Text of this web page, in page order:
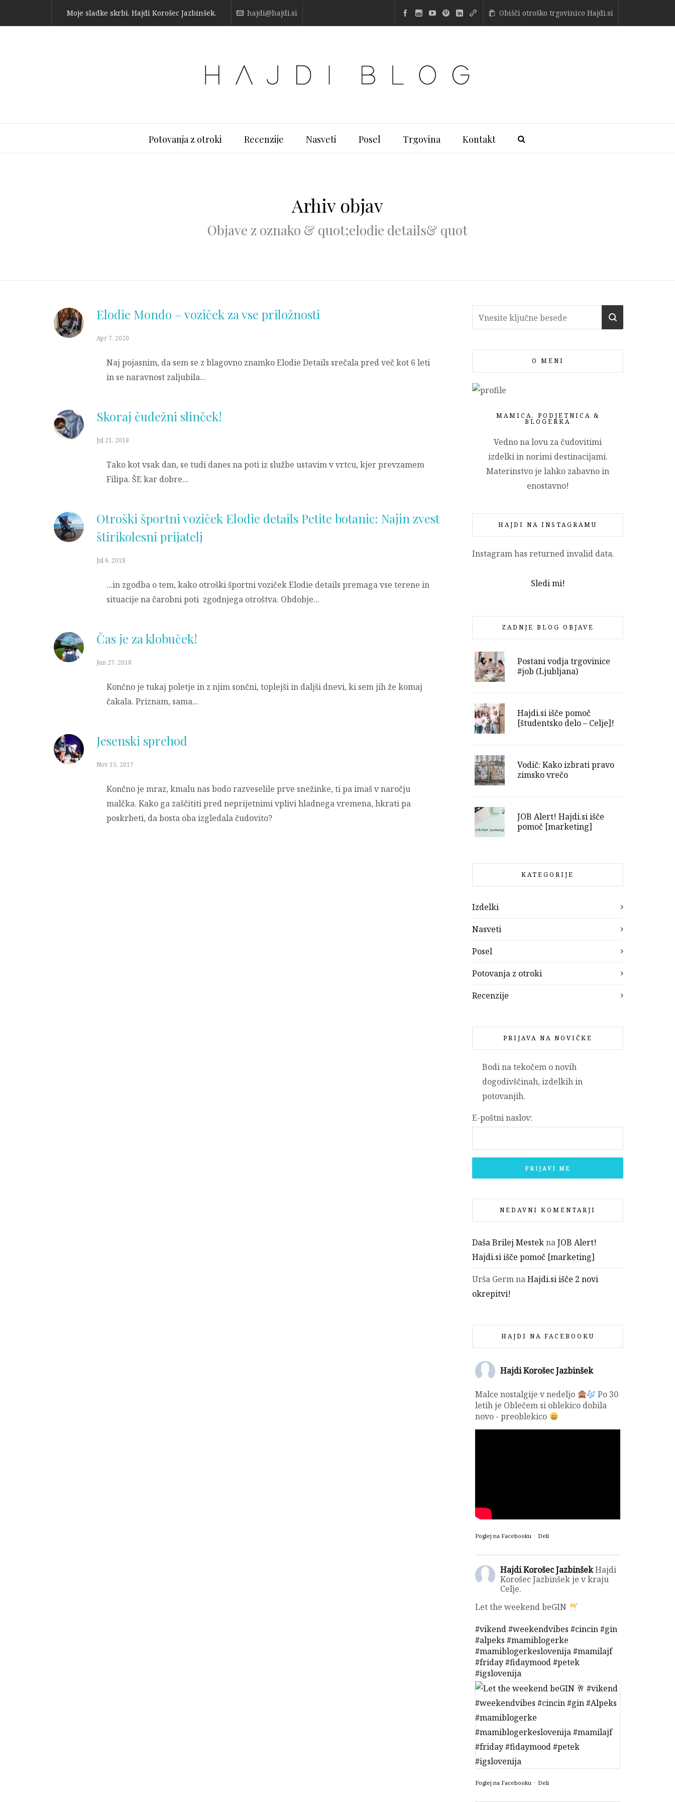
Moje sladke skrbi. Hajdi Korošec Jazbinšek. hajdi@hajdi.si Obišči otroško trgovinico Hajdi.si
Potovanja z otroki Recenzije Nasveti Posel Trgovina Kontakt
Arhiv objav
Objave z oznako & quot;elodie details& quot
Elodie Mondo – voziček za vse priložnosti
Apr 7, 2020
Naj pojasnim, da sem se z blagovno znamko Elodie Details srečala pred več kot 6 leti
in se naravnost zaljubila...
Skoraj čudežni slinček!
Jul 21, 2018
Tako kot vsak dan, se tudi danes na poti iz službe ustavim v vrtcu, kjer prevzamem
Filipa. ŠE kar dobre...
Otroški športni voziček Elodie details Petite botanic: Najin zvest
štirikolesni prijatelj
Jul 6, 2018
...in zgodba o tem, kako otroški športni voziček Elodie details premaga vse terene in
situacije na čarobni poti zgodnjega otroštva. Obdobje...
Čas je za klobuček!
Jun 27, 2018
Končno je tukaj poletje in z njim sončni, toplejši in daljši dnevi, ki sem jih že komaj
čakala. Priznam, sama...
Jesenski sprehod
Nov 15, 2017
Končno je mraz, kmalu nas bodo razveselile prve snežinke, ti pa imaš v naročju
malčka. Kako ga zaščititi pred neprijetnimi vplivi hladnega vremena, hkrati pa
poskrbeti, da bosta oba izgledala čudovito?
O MENI
MAMICA, PODJETNICA &
BLOGERKA
Vedno na lovu za čudovitimi
izdelki in norimi destinacijami.
Materinstvo je lahko zabavno in
enostavno!
HAJDI NA INSTAGRAMU
Instagram has returned invalid data.
Sledi mi!
ZADNJE BLOG OBJAVE
Postani vodja trgovinice
#job (Ljubljana)
Hajdi.si išče pomoč
[študentsko delo – Celje]!
Vodič: Kako izbrati pravo
zimsko vrečo
JOB Alert! Hajdi.si išče
pomoč [marketing]
KATEGORIJE
Izdelki
Nasveti
Posel
Potovanja z otroki
Recenzije
PRIJAVA NA NOVIČKE
Bodi na tekočem o novih
dogodivščinah, izdelkih in
potovanjih.
E-poštni naslov:
NEDAVNI KOMENTARJI
Daša Brilej MesteknaJOB Alert!
Hajdi.si išče pomoč [marketing]
Urša GermnaHajdi.si išče 2 novi
okrepitvi!
HAJDI NA FACEBOOKU
Hajdi Korošec Jazbinšek
Malce nostalgije v nedeljo
Po 30
letih je Oblečem si oblekico dobila
novo - preoblekico
Poglej na Facebooku · Deli
Hajdi Korošec JazbinšekHajdi
Korošec Jazbinšek je v kraju
Celje.
Let the weekend beGIN
#vikend#weekendvibes #cincin#gin
#alpeks #mamiblogerke
#mamiblogerkeslovenija#mamilajf
#friday#fidaymood#petek
#igslovenija
Poglej na Facebooku · Deli